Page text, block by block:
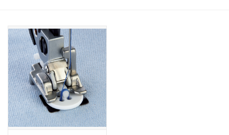
Stoffen
Breien en haken
Handwerk
Workshop